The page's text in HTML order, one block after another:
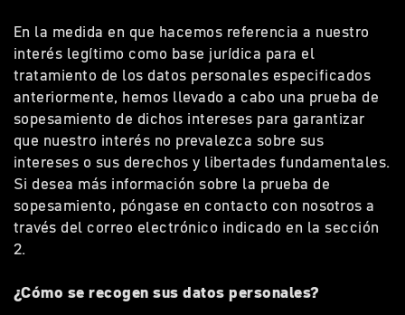
En la medida en que hacemos referencia a nuestro
interés legítimo como base jurídica para el
tratamiento de los datos personales especificados
anteriormente, hemos llevado a cabo una prueba de
sopesamiento de dichos intereses para garantizar
que nuestro interés no prevalezca sobre sus
intereses o sus derechos y libertades fundamentales.
Si desea más información sobre la prueba de
sopesamiento, póngase en contacto con nosotros a
través del correo electrónico indicado en la sección
2.
¿Cómo se recogen sus datos personales?